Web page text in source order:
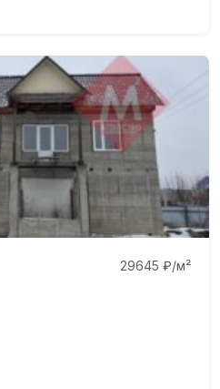
29645 ₽/м²